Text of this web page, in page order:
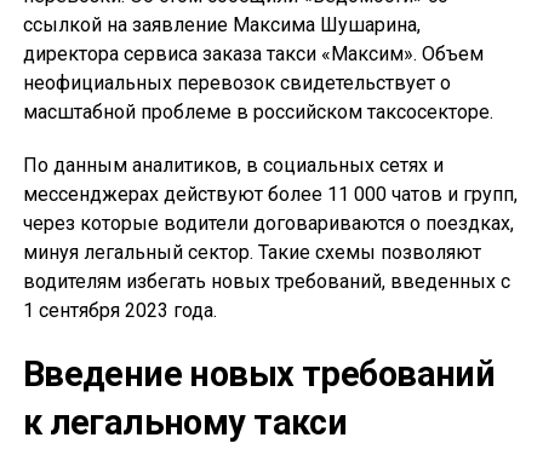
ссылкой на заявление Максима Шушарина,
директора сервиса заказа такси «Максим». Объем
неофициальных перевозок свидетельствует о
масштабной проблеме в российском таксосекторе.
По данным аналитиков, в социальных сетях и
мессенджерах действуют более 11 000 чатов и групп,
через которые водители договариваются о поездках,
минуя легальный сектор. Такие схемы позволяют
водителям избегать новых требований, введенных с
1 сентября 2023 года.
Введение новых требований
к легальному такси